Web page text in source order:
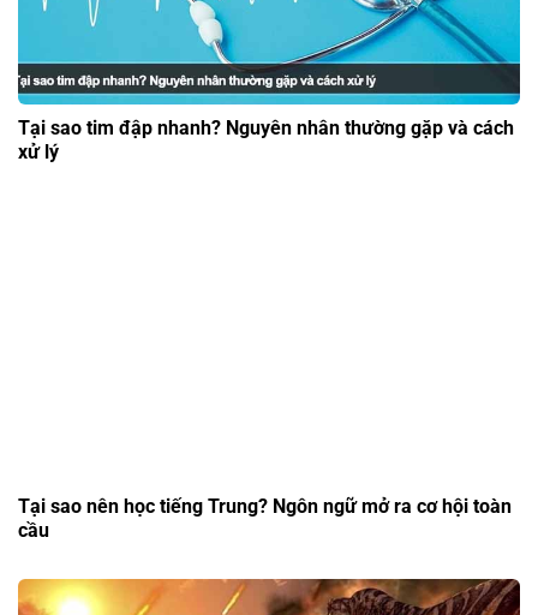
Tại sao tim đập nhanh? Nguyên nhân thường gặp và cách
xử lý
Tại sao nên học tiếng Trung? Ngôn ngữ mở ra cơ hội toàn
cầu